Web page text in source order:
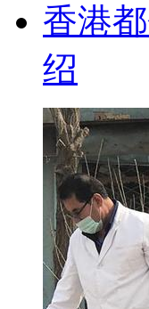
香港
绍